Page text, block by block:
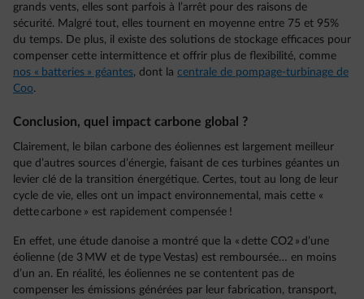
grands vents, elles sont parfois à l’arrêt pour des raisons de
sécurité. Malgré tout, elles tournent en moyenne entre 75 et 95%
du temps. De plus, il existe des solutions de stockage efficaces pour
compenser cette intermittence et offrir plus de flexibilité, comme
nos « batteries » géantes, dont la centrale de pompage-turbinage de
Coo.
Conclusion, quel impact carbone global ?
Clairement, le bilan carbone des éoliennes est largement meilleur
que d’autres sources d’énergie, faisant de ces turbines géantes un
levier clé de la transition énergétique. Certes, tout au long de leur
cycle de vie, elles ont un impact environnemental, mais cette «
dette carbone » est rapidement compensée !
En effet, une étude danoise a montré que la « dette CO2 » d’une
éolienne (de 3 MW et de type Vestas) est remboursée… en moins
d’un an. En réalité, les éoliennes ne se contentent pas de
compenser les émissions générées par leur fabrication, transport,